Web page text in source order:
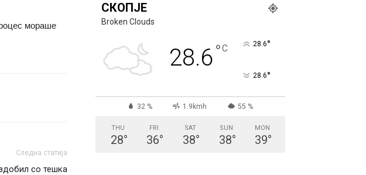
мораше
Следна статија
со тешка
СКОПЈЕ
Broken Clouds
28.6°C 28.6°
28.6°
32 % 1.9kmh 55 %
THU
28°
FRI
36°
SAT
38°
SUN
38°
MON
39°